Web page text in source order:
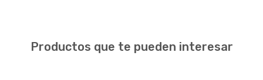
Productos que te pueden interesar